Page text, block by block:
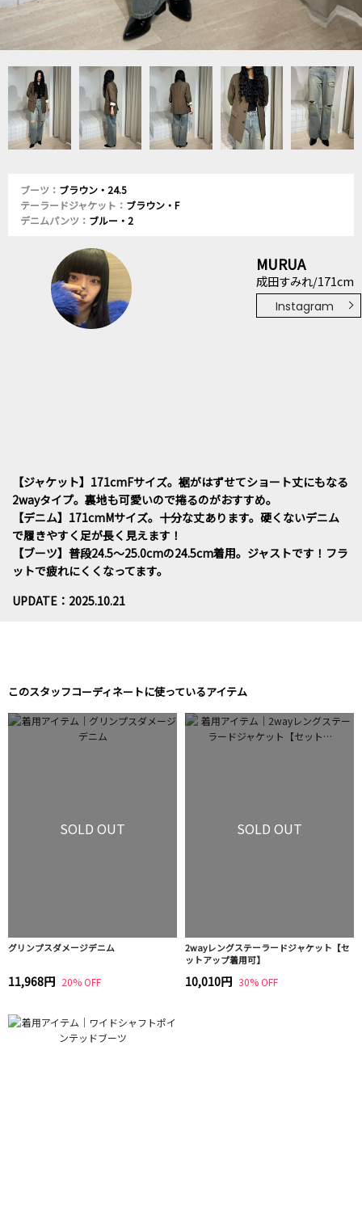
ブーツ： ブラウン・24.5
テーラードジャケット： ブラウン・F
デニムパンツ： ブルー・2
MURUA
成田すみれ/171cm
Instagram
【ジャケット】171cmFサイズ。裾がはずせてショート丈にもなる
2wayタイプ。裏地も可愛いので捲るのがおすすめ。
【デニム】171cmMサイズ。十分な丈あります。硬くないデニム
で履きやすく足が長く見えます！
【ブーツ】普段24.5～25.0cmの24.5cm着用。ジャストです！フラ
ットで疲れにくくなってます。
UPDATE：2025.10.21
このスタッフコーディネートに使っているアイテム
SOLD OUT
グリンプスダメージデニム
11,968円 20% OFF
SOLD OUT
2wayレングステーラードジャケット【セ
ットアップ着用可】
10,010円 30% OFF